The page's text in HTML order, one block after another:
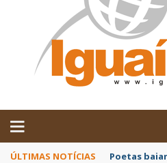
ÚLTIMAS NOTÍCIAS Poetas